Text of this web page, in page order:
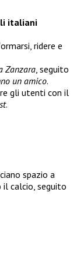
italiani
ridere e
Zanzara, seguito
un amico.
gli utenti con il
.
spazio a
il calcio, seguito